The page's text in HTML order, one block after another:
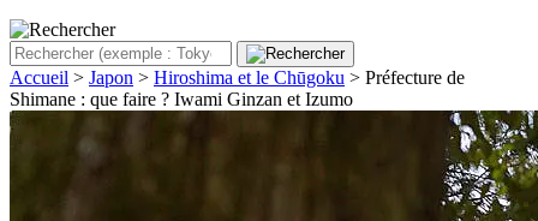
Accueil > Japon > Hiroshima et le Chūgoku > Préfecture de
Shimane : que faire ? Iwami Ginzan et Izumo